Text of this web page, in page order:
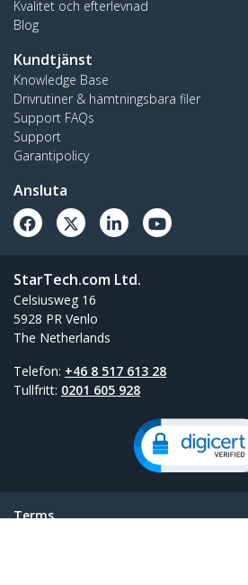
Kvalitet och efterlevnad
Blog
Kundtjänst
Knowledge Base
Drivrutiner & hämtningsbara filer
Support FAQs
Support
Garantipolicy
Ansluta
StarTech.com Ltd.
Celsiusweg 16
5928 PR Venlo
The Netherlands
Telefon: +46 8 517 613 28
Tullfritt: 0201 605 928
Terms